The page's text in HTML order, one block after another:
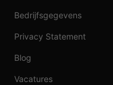
Bedrijfsgegevens
Privacy Statement
Blog
Vacatures